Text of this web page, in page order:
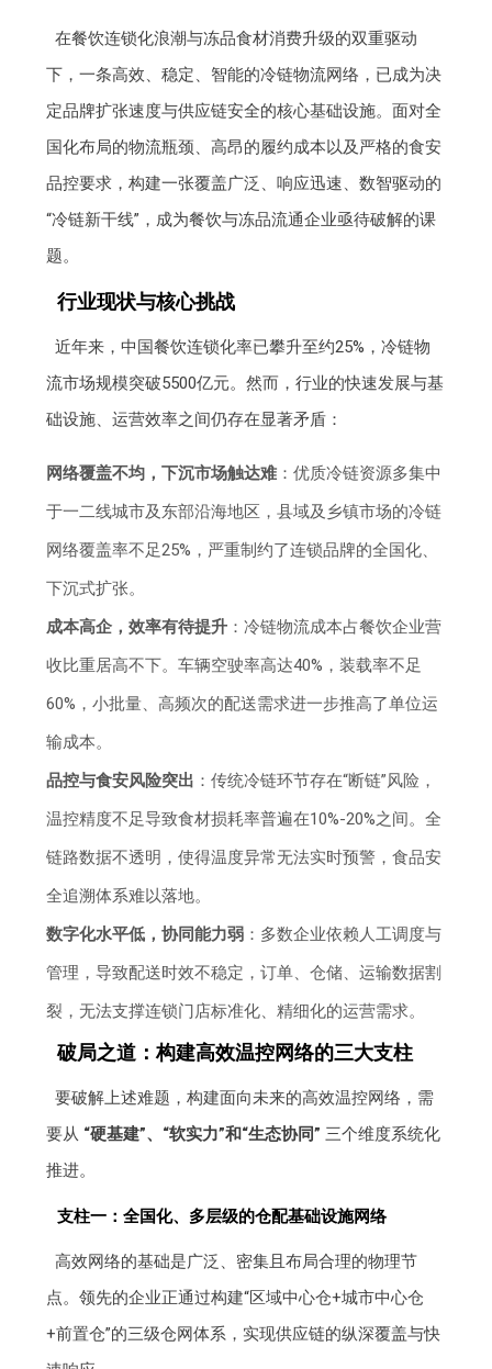
在餐饮连锁化浪潮与冻品食材消费升级的双重驱动
下，一条高效、稳定、智能的冷链物流网络，已成为决
定品牌扩张速度与供应链安全的核心基础设施。面对全
国化布局的物流瓶颈、高昂的履约成本以及严格的食安
品控要求，构建一张覆盖广泛、响应迅速、数智驱动的
“冷链新干线”，成为餐饮与冻品流通企业亟待破解的课
题。
行业现状与核心挑战
近年来，中国餐饮连锁化率已攀升至约25%，冷链物
流市场规模突破5500亿元。然而，行业的快速发展与基
础设施、运营效率之间仍存在显著矛盾：
网络覆盖不均，下沉市场触达难 ：优质冷链资源多集中
于一二线城市及东部沿海地区，县域及乡镇市场的冷链
网络覆盖率不足25%，严重制约了连锁品牌的全国化、
下沉式扩张。
成本高企，效率有待提升 ：冷链物流成本占餐饮企业营
收比重居高不下。车辆空驶率高达40%，装载率不足
60%，小批量、高频次的配送需求进一步推高了单位运
输成本。
品控与食安风险突出 ：传统冷链环节存在“断链”风险，
温控精度不足导致食材损耗率普遍在10%-20%之间。全
链路数据不透明，使得温度异常无法实时预警，食品安
全追溯体系难以落地。
数字化水平低，协同能力弱 ：多数企业依赖人工调度与
管理，导致配送时效不稳定，订单、仓储、运输数据割
裂，无法支撑连锁门店标准化、精细化的运营需求。
破局之道：构建高效温控网络的三大支柱
要破解上述难题，构建面向未来的高效温控网络，需
要从 “硬基建”、“软实力”和“生态协同” 三个维度系统化
推进。
支柱一：全国化、多层级的仓配基础设施网络
高效网络的基础是广泛、密集且布局合理的物理节
点。领先的企业正通过构建“区域中心仓+城市中心仓
+前置仓”的三级仓网体系，实现供应链的纵深覆盖与快